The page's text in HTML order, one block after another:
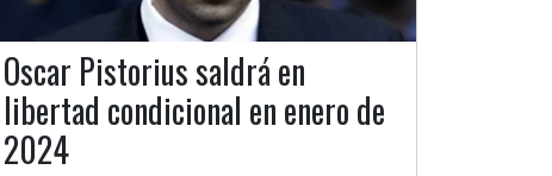
Oscar Pistorius saldrá en
libertad condicional en enero de
2024